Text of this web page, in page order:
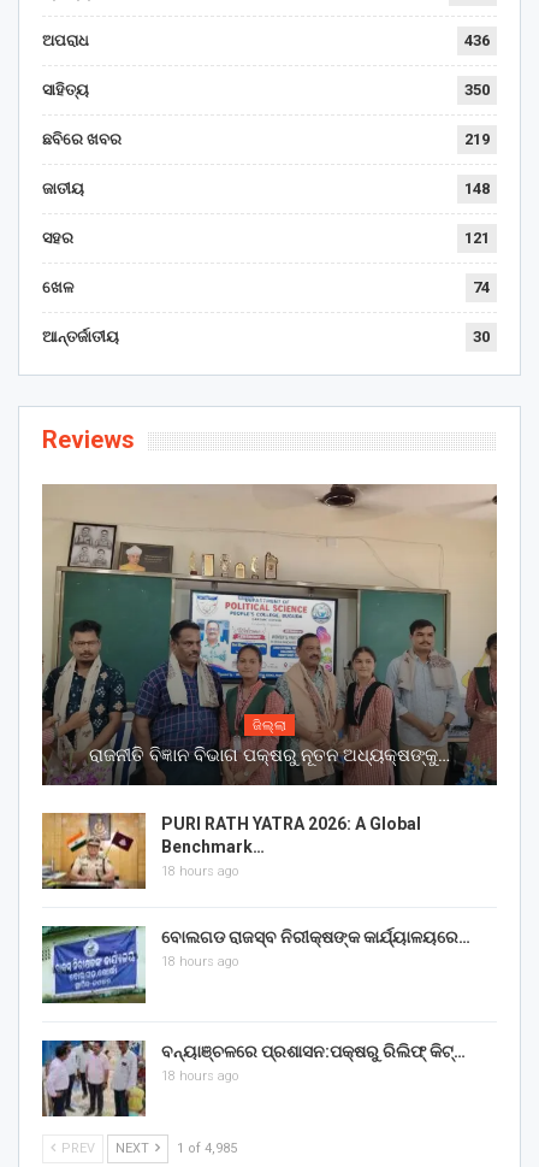
ଅପରାଧ 436
ସାହିତ୍ୟ 350
ଛବିରେ ଖବର 219
ଜାତୀୟ 148
ସହର 121
ଖେଳ 74
ଆନ୍ତର୍ଜାତୀୟ 30
Reviews
ଜିଲ୍ଲା
ରାଜନୀତି ବିଜ୍ଞାନ ବିଭାଗ ପକ୍ଷରୁ ନୂତନ ଅଧ୍ୟକ୍ଷଙ୍କୁ…
PURI RATH YATRA 2026: A Global
Benchmark…
18 hours ago
ବୋଲଗଡ ରାଜସ୍ବ ନିରୀକ୍ଷଙ୍କ କାର୍ଯ୍ୟାଳୟରେ…
18 hours ago
ବନ୍ୟାଞ୍ଚଳରେ ପ୍ରଶାସନ:ପକ୍ଷରୁ ରିଲିଫ୍ କିଟ୍…
18 hours ago
PREV NEXT 1 of 4,985